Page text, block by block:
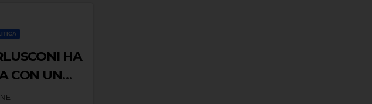
HA
CON UN
CHI PARLA